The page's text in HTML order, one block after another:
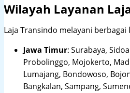
Wilayah Layanan
Laja Transindo melayani
Jawa Timur: Surabaya,
Probolinggo, Mojokerto,
Lumajang, Bondowoso,
Bangkalan, Sampang,